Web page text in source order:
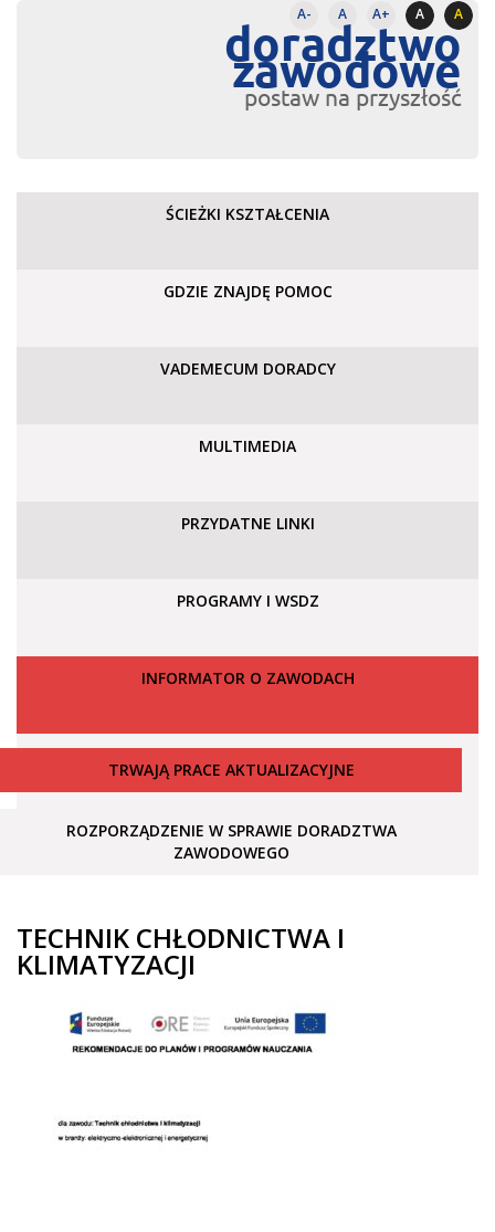
A- A A+ A A
doradztwo
zawodowe
postaw na przyszłość
ŚCIEŻKI KSZTAŁCENIA
GDZIE ZNAJDĘ POMOC
VADEMECUM DORADCY
MULTIMEDIA
PRZYDATNE LINKI
PROGRAMY I WSDZ
INFORMATOR O ZAWODACH
TRWAJĄ PRACE AKTUALIZACYJNE
ROZPORZĄDZENIE W SPRAWIE DORADZTWA
ZAWODOWEGO
TECHNIK CHŁODNICTWA I
KLIMATYZACJI